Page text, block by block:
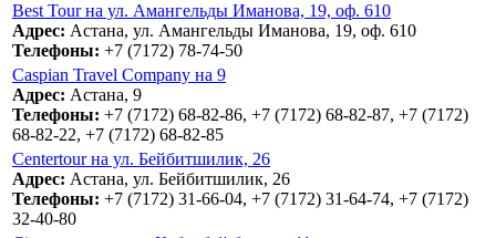
Best Tour на ул. Амангельды Иманова, 19, оф. 610
Адрес: Астана, ул. Амангельды Иманова, 19, оф. 610
Телефоны: +7 (7172) 78-74-50
Caspian Travel Company на 9
Адрес: Астана, 9
Телефоны: +7 (7172) 68-82-86, +7 (7172) 68-82-87, +7 (7172)
68-82-22, +7 (7172) 68-82-85
Centertour на ул. Бейбитшилик, 26
Адрес: Астана, ул. Бейбитшилик, 26
Телефоны: +7 (7172) 31-66-04, +7 (7172) 31-64-74, +7 (7172)
32-40-80